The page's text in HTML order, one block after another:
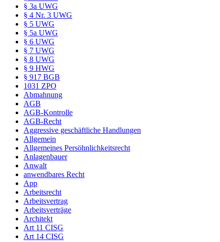
§ 3a UWG
§ 4 Nr. 3 UWG
§ 5 UWG
§ 5a UWG
§ 6 UWG
§ 7 UWG
§ 8 UWG
§ 9 HWG
§ 917 BGB
1031 ZPO
Abmahnung
AGB
AGB-Kontrolle
AGB-Recht
Aggressive geschäftliche Handlungen
Allgemein
Allgemeines Persöhnlichkeitsrecht
Anlagenbauer
Anwalt
anwendbares Recht
App
Arbeitsrecht
Arbeitsvertrag
Arbeitsverträge
Architekt
Art 11 CISG
Art 14 CISG